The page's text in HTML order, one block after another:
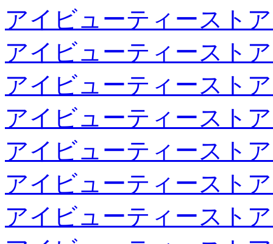
アイビューティースト
アイビューティースト
アイビューティースト
アイビューティースト
アイビューティースト
アイビューティースト
アイビューティースト